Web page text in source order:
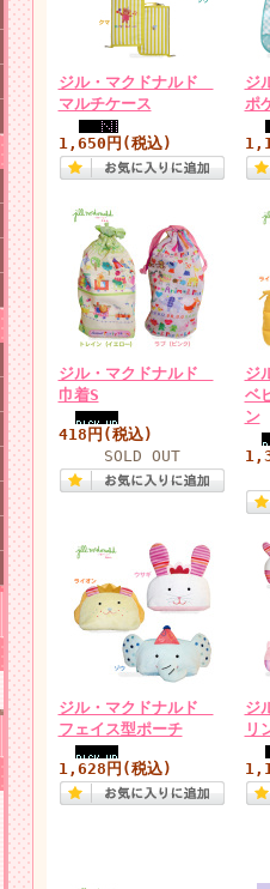
ジル・マクドナルド
マルチケース
1,650円(税込)
ジ
ポ
ジル・マクドナルド
巾着S
418円(税込)
SOLD OUT
ジ
ベ
ン
ジル・マクドナルド
フェイス型ポーチ
1,628円(税込)
ジ
リ